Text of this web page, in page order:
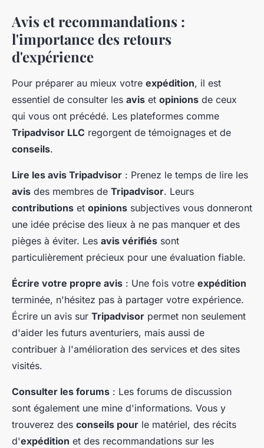
Avis et recommandations :
l'importance des retours
d'expérience
Pour préparer au mieux votre expédition, il est
essentiel de consulter les avis et opinions de ceux
qui vous ont précédé. Les plateformes comme
Tripadvisor LLC regorgent de témoignages et de
conseils.
Lire les avis Tripadvisor : Prenez le temps de lire les
avis des membres de Tripadvisor. Leurs
contributions et opinions subjectives vous donneront
une idée précise des lieux à ne pas manquer et des
pièges à éviter. Les avis vérifiés sont
particulièrement précieux pour une évaluation fiable.
Écrire votre propre avis : Une fois votre expédition
terminée, n'hésitez pas à partager votre expérience.
Écrire un avis sur Tripadvisor permet non seulement
d'aider les futurs aventuriers, mais aussi de
contribuer à l'amélioration des services et des sites
visités.
Consulter les forums : Les forums de discussion
sont également une mine d'informations. Vous y
trouverez des conseils pour le matériel, des récits
d'expédition et des recommandations sur les